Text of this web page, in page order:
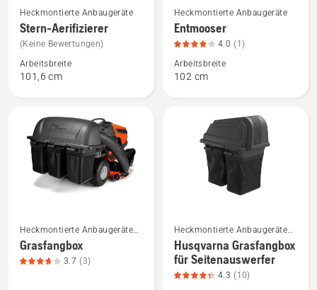
Details
zu
Stern-
Aerifizierer
anzeigen
Heckmontierte Anbaugeräte
Stern-Aerifizierer
(Keine Bewertungen)
Arbeitsbreite
101,6 cm
Details
zu
Entmooser
anzeigen,
Heckmontierte Anbaugeräte
Entmooser
4.0 (1)
Arbeitsbreite
102 cm
Details
zu
Grasfangbox
Heckmontierte Anbaugeräte
für Gartentraktoren
Grasfangbox
3.7 (3)
Details
zu
Husqvarna
Heckmontierte Anbaugeräte
für Gartentraktoren
Husqvarna Grasfangbox
für Seitenauswerfer
4.3 (10)